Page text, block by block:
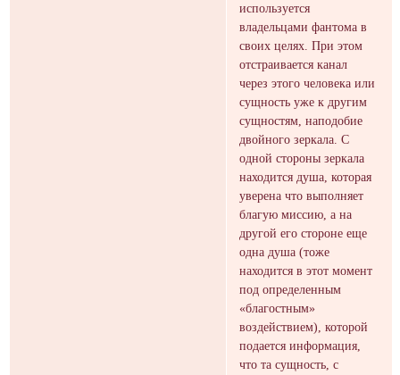
используется
владельцами фантома в
своих целях. При этом
отстраивается канал
через этого человека или
сущность уже к другим
сущностям, наподобие
двойного зеркала. С
одной стороны зеркала
находится душа, которая
уверена что выполняет
благую миссию, а на
другой его стороне еще
одна душа (тоже
находится в этот момент
под определенным
«благостным»
воздействием), которой
подается информация,
что та сущность, с